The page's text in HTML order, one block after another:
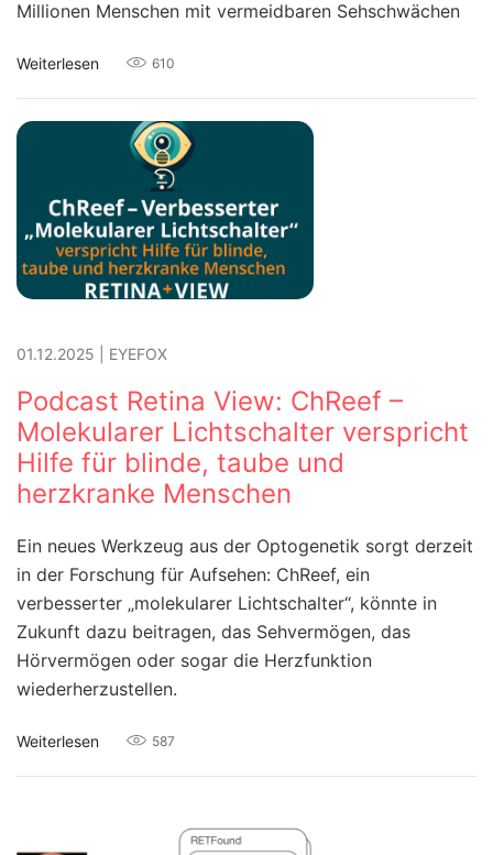
Millionen Menschen mit vermeidbaren Sehschwächen
Weiterlesen 610
01.12.2025 EYEFOX
Podcast Retina View: ChReef –
Molekularer Lichtschalter verspricht
Hilfe für blinde, taube und
herzkranke Menschen
Ein neues Werkzeug aus der Optogenetik sorgt derzeit
in der Forschung für Aufsehen: ChReef, ein
verbesserter „molekularer Lichtschalter“, könnte in
Zukunft dazu beitragen, das Sehvermögen, das
Hörvermögen oder sogar die Herzfunktion
wiederherzustellen.
Weiterlesen 587